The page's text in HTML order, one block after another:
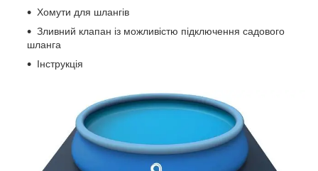
Хомути для шлангів
Зливний клапан із можливістю підключення садового
шланга
Інструкція